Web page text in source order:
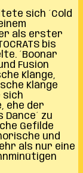
sich ´Cold
als erster
bis
´Boonar
Fusion
Klänge,
Klänge
sich
ehe der
zu
Gefilde
und
als nur eine